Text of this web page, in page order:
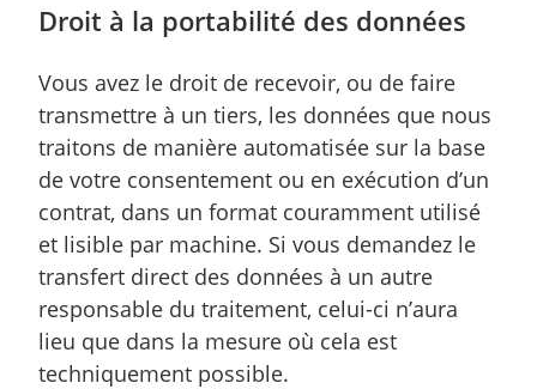
Droit à la portabilité des données
Vous avez le droit de recevoir, ou de faire
transmettre à un tiers, les données que nous
traitons de manière automatisée sur la base
de votre consentement ou en exécution d’un
contrat, dans un format couramment utilisé
et lisible par machine. Si vous demandez le
transfert direct des données à un autre
responsable du traitement, celui-ci n’aura
lieu que dans la mesure où cela est
techniquement possible.